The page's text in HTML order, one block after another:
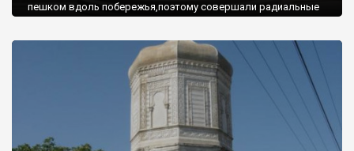
пешком вдоль побережья,поэтому совершали радиальные